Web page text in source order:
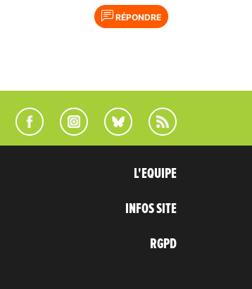
RÉPONDRE
L'EQUIPE
INFOS SITE
RGPD